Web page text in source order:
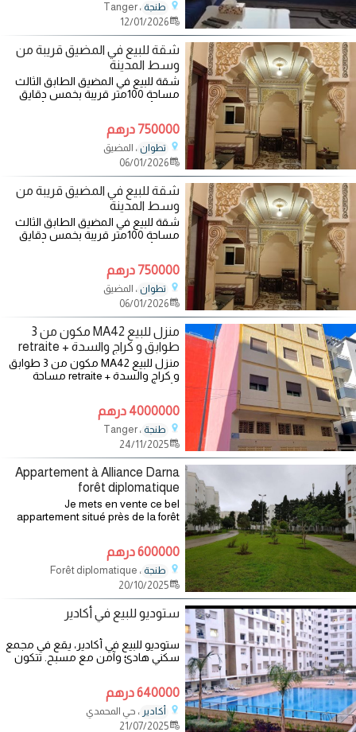
طنجة ، Tanger
12/01/2026
شقة للبيع في المضيق قريبة من
وسط المدينة
شقة للبيع في المضيق الطابق الثالث
مساحة 100متر قريبة بخمس دقايق
750000 درهم
تطوان ، المضيق
06/01/2026
شقة للبيع في المضيق قريبة من
وسط المدينة
شقة للبيع في المضيق الطابق الثالث
مساحة 100متر قريبة بخمس دقايق
750000 درهم
تطوان ، المضيق
06/01/2026
منزل للبيع MA42 مكون من 3
طوابق و كراج والسدة + retraite
منزل للبيع MA42 مكون من 3 طوابق
و كراج والسدة + retraite مساحة
4000000 درهم
طنجة ، Tanger
24/11/2025
Appartement à Alliance Darna
forêt diplomatique
Je mets en vente ce bel
appartement situé près de la forêt
carré 2 chambres 1 salle de bain &
cuisine.
600000 درهم
طنجة ، Forêt diplomatique
20/10/2025
ستوديو للبيع في أكادير
ستوديو للبيع في أكادير، يقع في مجمع
سكني هادئ وآمن مع مسبح. تتكون
640000 درهم
أكادير ، حي المحمدي
21/07/2025